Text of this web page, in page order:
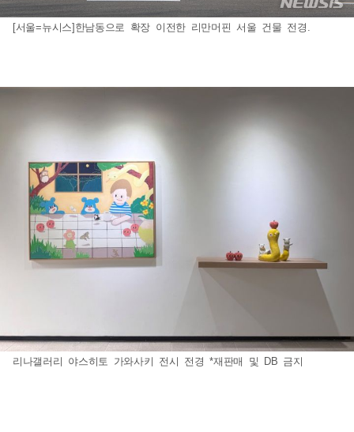
[서울=뉴시스]한남동으로 확장 이전한 리만머핀 서울 건물 전경.
리나갤러리 야스히토 가와사키 전시 전경 *재판매 및 DB 금지